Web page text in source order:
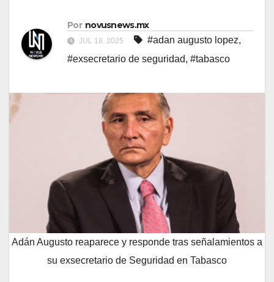
Por novusnews.mx
JUL 18, 2025 #adan augusto lopez,
#exsecretario de seguridad, #tabasco
Adán Augusto reaparece y responde tras señalamientos a
su exsecretario de Seguridad en Tabasco